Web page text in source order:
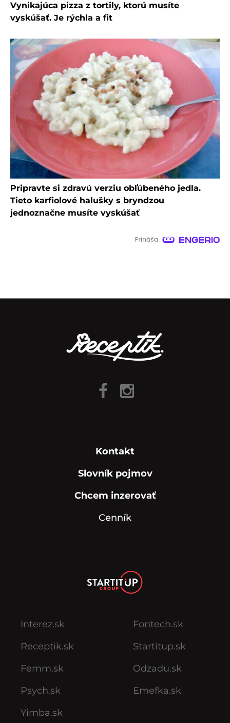
Vynikajúca pizza z tortily, ktorú musíte
vyskúšať. Je rýchla a fit
Pripravte si zdravú verziu obľúbeného jedla.
Tieto karfiolové halušky s bryndzou
jednoznačne musíte vyskúšať
Kontakt
Slovník pojmov
Chcem inzerovať
Cenník
Interez.sk
Receptik.sk
Femm.sk
Psych.sk
Yimba.sk
Fontech.sk
Startitup.sk
Odzadu.sk
Emefka.sk